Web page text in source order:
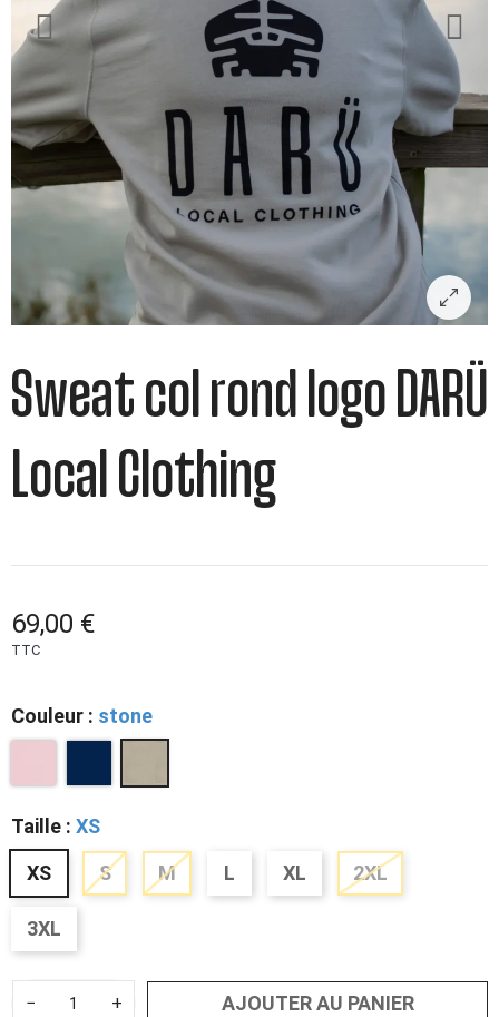
Sweat col rond logo DARÜ
Local Clothing
69,00 €
TTC
Couleur : stone
Taille : XS
XS
S M L XL 2XL
3XL
− + AJOUTER AU PANIER